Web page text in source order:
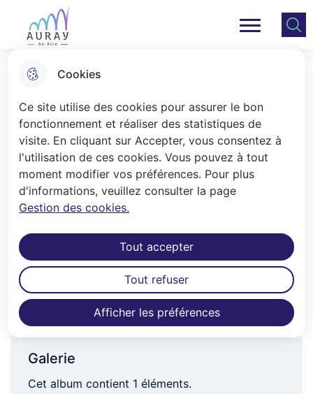
Cookies
Ce site utilise des cookies pour assurer le bon
fonctionnement et réaliser des statistiques de
visite. En cliquant sur Accepter, vous consentez à
l'utilisation de ces cookies. Vous pouvez à tout
moment modifier vos préférences. Pour plus
d'informations, veuillez consulter la page
Gestion des cookies.
Afficher les préférences
Tout accepter
Tout refuser
Aller
au
menu
Consulter
le plan
Ville Auray Menu principal
mercredi 17 juin
Accueil
📣 Compte tenu des conditions météo, la balade
annulée 🗓️ Le bain de forêt est reporté au
mercredi 17 juin, 🕛 avec comme prévu
précédemment 2 départs (9h et 11h) 📍à la Petite
Forêt (départ Parc Treulen, avenue Pierre Dugor à
Galerie
Cet album contient 1 éléments.